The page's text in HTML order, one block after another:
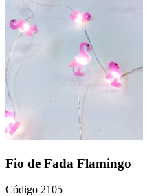
Fio de Fada Flamingo
Código 2105